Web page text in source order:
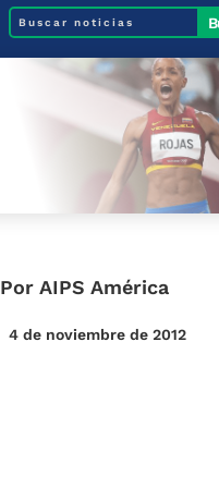
Por AIPS América
4 de noviembre de 2012